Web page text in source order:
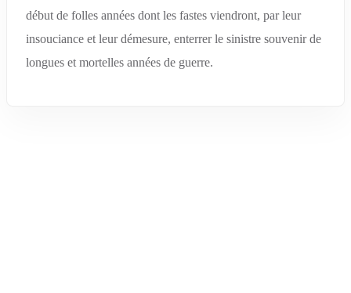
début de folles années dont les fastes viendront, par leur
insouciance et leur démesure, enterrer le sinistre souvenir de
longues et mortelles années de guerre.